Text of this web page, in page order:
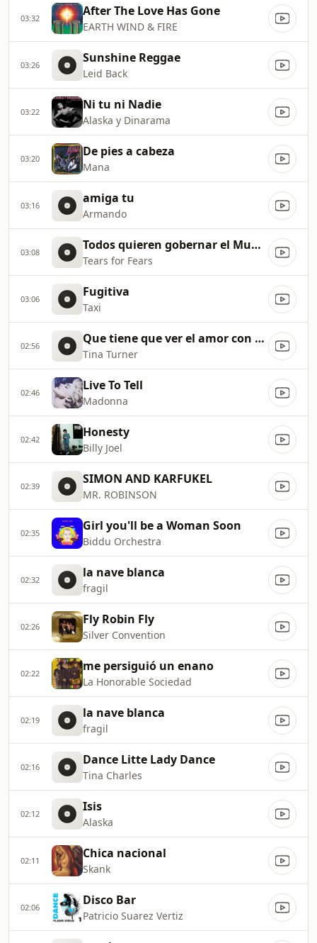
03:32 After The Love Has Gone
EARTH WIND & FIRE
03:26 Sunshine Reggae
Leid Back
03:22 Ni tu ni Nadie
Alaska y Dinarama
03:20 De pies a cabeza
Mana
03:16 amiga tu
Armando
03:08 Todos quieren gobernar el Mundo
Tears for Fears
03:06 Fugitiva
Taxi
02:56 Que tiene que ver el amor con Esto
Tina Turner
02:46 Live To Tell
Madonna
02:42 Honesty
Billy Joel
02:39 SIMON AND KARFUKEL
MR. ROBINSON
02:35 Girl you'll be a Woman Soon
Biddu Orchestra
02:32 la nave blanca
fragil
02:26 Fly Robin Fly
Silver Convention
02:22 me persiguió un enano
La Honorable Sociedad
02:19 la nave blanca
fragil
02:16 Dance Litte Lady Dance
Tina Charles
02:12 Isis
Alaska
02:11 Chica nacional
Skank
02:06 Disco Bar
Patricio Suarez Vertiz